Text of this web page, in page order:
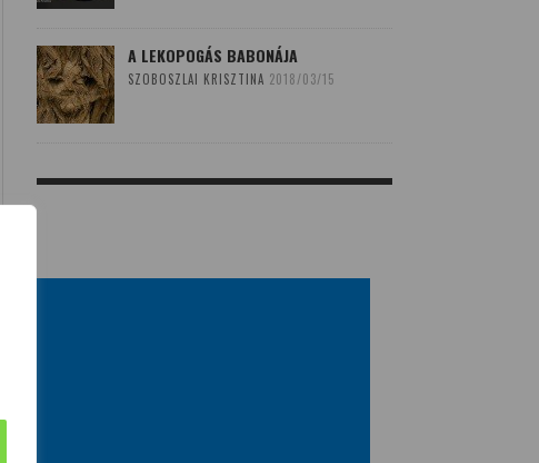
A LEKOPOGÁS BABONÁJA
SZOBOSZLAI KRISZTINA 2018/03/15